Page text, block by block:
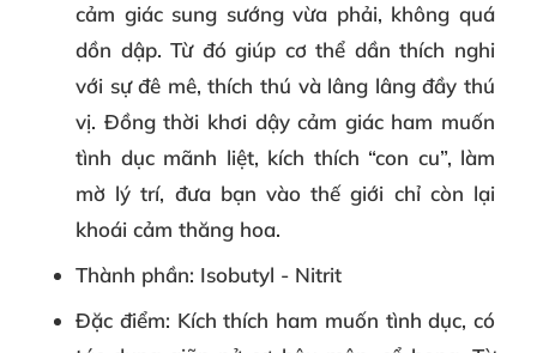
cảm giác sung sướng vừa phải, không quá
dồn dập. Từ đó giúp cơ thể dần thích nghi
với sự đê mê, thích thú và lâng lâng đầy thú
vị. Đồng thời khơi dậy cảm giác ham muốn
tình dục mãnh liệt, kích thích “con cu”, làm
mờ lý trí, đưa bạn vào thế giới chỉ còn lại
khoái cảm thăng hoa.
Thành phần: Isobutyl - Nitrit
Đặc điểm: Kích thích ham muốn tình dục, có